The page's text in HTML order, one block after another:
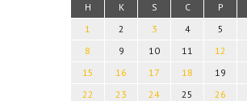
H K S C P
1 2 3 4 5
8
9 10 11 12
15
16 17 18 19
22
23 24 25 26